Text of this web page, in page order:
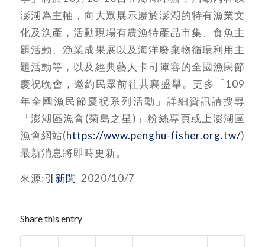
澎湖為主軸，向大眾展示屬於澎湖的特有漁業文
化及漁產，活動現場有農漁特產品市集、食魚主
題活動、漁業成果展以及海洋廢棄物循環利用主
題活動等，以及經典藝人卡司陣容的全國漁民節
慶祝晚會，邀約民眾前往共襄盛舉。更多「109
年全國漁民節慶祝系列活動」詳細資訊請搜尋
「澎湖區漁會(菊島之星)」粉絲專頁或上澎湖區
漁會網站(https://www.penghu-fisher.org.tw/)
最新消息將即時更新。
來源:引新聞 2020/10/7
Share this entry